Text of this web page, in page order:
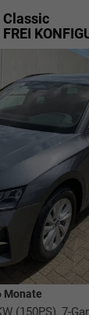
Classic
Monate
(150PS), 7-